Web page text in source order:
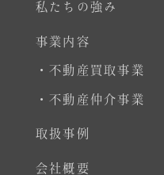
私たちの強み
事業内容
・不動産買取事業
・不動産仲介事業
取扱事例
会社概要